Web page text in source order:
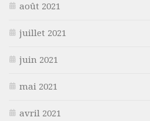
août 2021
juillet 2021
juin 2021
mai 2021
avril 2021